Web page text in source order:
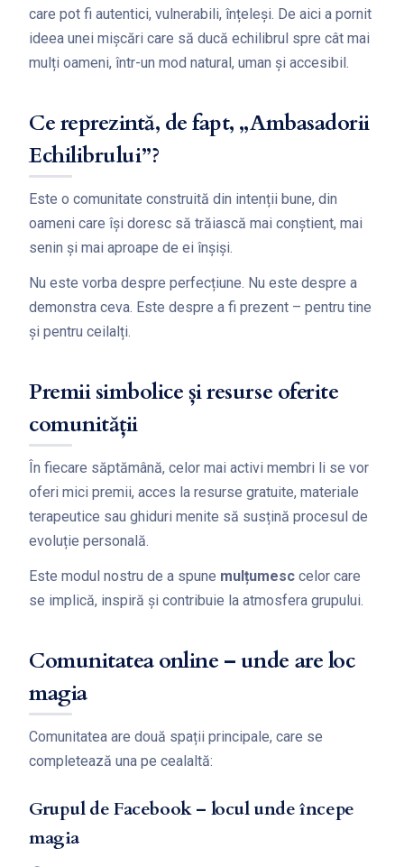
care pot fi autentici, vulnerabili, înțeleși. De aici a pornit
ideea unei mișcări care să ducă echilibrul spre cât mai
mulți oameni, într-un mod natural, uman și accesibil.
Ce reprezintă, de fapt, „Ambasadorii
Echilibrului”?
Este o comunitate construită din intenții bune, din
oameni care își doresc să trăiască mai conștient, mai
senin și mai aproape de ei înșiși.
Nu este vorba despre perfecțiune. Nu este despre a
demonstra ceva. Este despre a fi prezent – pentru tine
și pentru ceilalți.
Premii simbolice și resurse oferite
comunității
În fiecare săptămână, celor mai activi membri li se vor
oferi mici premii, acces la resurse gratuite, materiale
terapeutice sau ghiduri menite să susțină procesul de
evoluție personală.
Este modul nostru de a spune mulțumesc celor care
se implică, inspiră și contribuie la atmosfera grupului.
Comunitatea online – unde are loc
magia
Comunitatea are două spații principale, care se
completează una pe cealaltă:
Grupul de Facebook – locul unde începe
magia